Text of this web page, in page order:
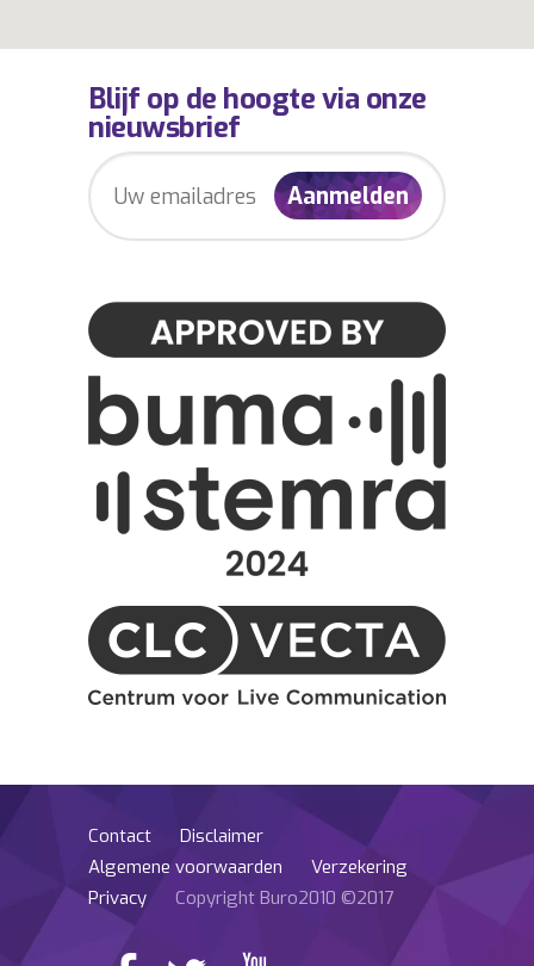
Blijf op de hoogte via onze
nieuwsbrief
Contact
Disclaimer
Algemene voorwaarden
Verzekering
Privacy
Copyright Buro2010 ©2017